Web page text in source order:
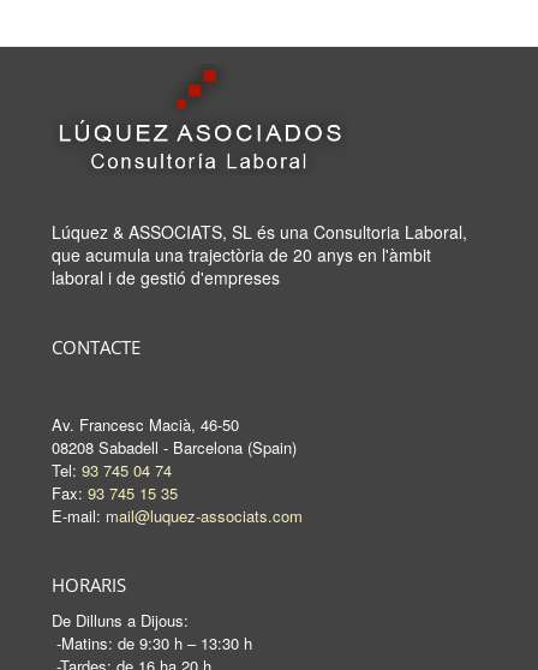
Lúquez & ASSOCIATS, SL és una Consultoria Laboral,
que acumula una trajectòria de 20 anys en l'àmbit
laboral i de gestió d'empreses
CONTACTE
Av. Francesc Macià, 46-50
08208 Sabadell - Barcelona (Spain)
Tel: 93 745 04 74
Fax: 93 745 15 35
E-mail: mail@luquez-associats.com
HORARIS
De Dilluns a Dijous:
-Matins: de 9:30 h – 13:30 h